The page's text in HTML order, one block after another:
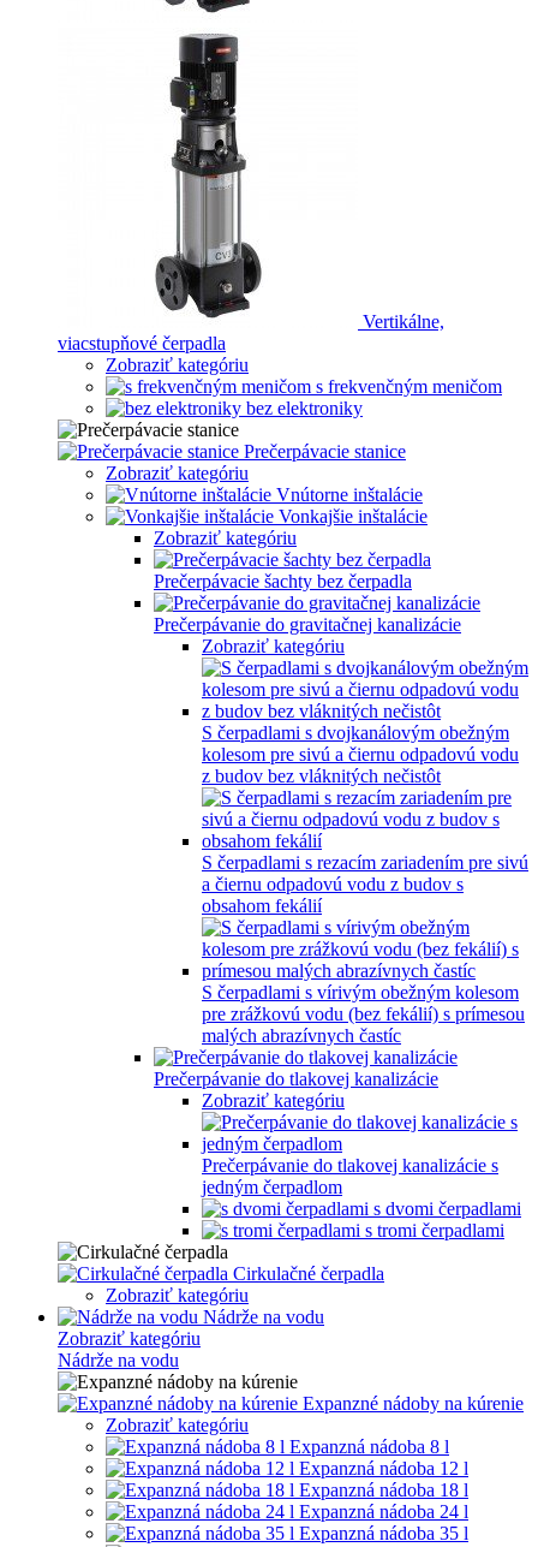
Vertikálne,
viacstupňové čerpadla
Zobraziť kategóriu
s frekvenčným meničom
bez elektroniky
Prečerpávacie stanice
Zobraziť kategóriu
Vnútorne inštalácie
Vonkajšie inštalácie
Zobraziť kategóriu
Prečerpávacie šachty bez čerpadla
Prečerpávanie do gravitačnej kanalizácie
Zobraziť kategóriu
S čerpadlami s dvojkanálovým obežným
kolesom pre sivú a čiernu odpadovú vodu
z budov bez vláknitých nečistôt
S čerpadlami s rezacím zariadením pre sivú
a čiernu odpadovú vodu z budov s
obsahom fekálií
S čerpadlami s vírivým obežným kolesom
pre zrážkovú vodu (bez fekálií) s prímesou
malých abrazívnych častíc
Prečerpávanie do tlakovej kanalizácie
Zobraziť kategóriu
Prečerpávanie do tlakovej kanalizácie s
jedným čerpadlom
s dvomi čerpadlami
s tromi čerpadlami
Cirkulačné čerpadla
Zobraziť kategóriu
Nádrže na vodu
Zobraziť kategóriu
Nádrže na vodu
Expanzné nádoby na kúrenie
Zobraziť kategóriu
Expanzná nádoba 8 l
Expanzná nádoba 12 l
Expanzná nádoba 18 l
Expanzná nádoba 24 l
Expanzná nádoba 35 l